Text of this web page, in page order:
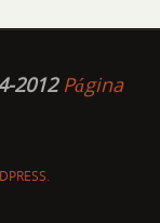
2012 Página